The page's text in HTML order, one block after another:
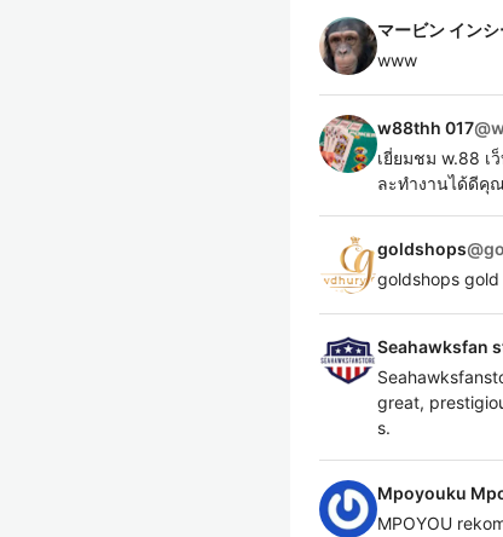
マービン イン
www
w88thh 017@
เยี่ยมชม w.88
ละทํางานได้ดีคุ
goldshops@
goldshops
Seahawksfan
great,
s.
Mpoyouku
MPOYOU